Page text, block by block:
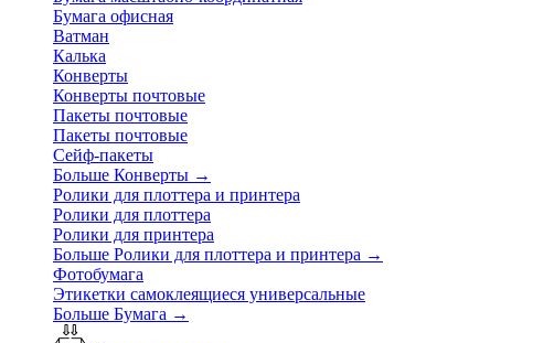
Бумага офисная
Ватман
Калька
Конверты
Конверты почтовые
Пакеты почтовые
Пакеты почтовые
Сейф-пакеты
Больше Конверты →
Ролики для плоттера и принтера
Ролики для плоттера
Ролики для принтера
Больше Ролики для плоттера и принтера →
Фотобумага
Этикетки самоклеящиеся универсальные
Больше Бумага →